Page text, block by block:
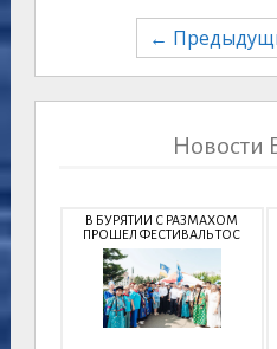
Навигация
←
Новости
В БУРЯТИИ С РАЗМАХОМ
ПРОШЕЛ ФЕСТИВАЛЬ ТОС